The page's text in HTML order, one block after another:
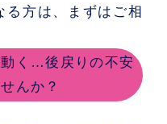
る方は、まずはご相
く…後戻りの不安
んか？